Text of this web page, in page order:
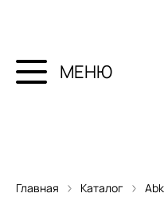
МЕНЮ
Главная Каталог Abk